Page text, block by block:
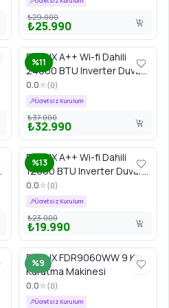
₺29.000
₺25.990
%11
FINLUX A++ Wi-fi Dahili
24000 BTU Inverter Duvar
Tipi Klima
0.0 (0)
Ücretsiz Kurulum
₺37.000
₺32.990
%13
FINLUX A++ Wi-fi Dahili
12000 BTU Inverter Duvar
Tipi Klima
0.0 (0)
Ücretsiz Kurulum
₺23.000
₺19.990
%9
FINLUX FDR9060WW 9 KG
Kurutma Makinesi
0.0 (0)
Ücretsiz Kurulum